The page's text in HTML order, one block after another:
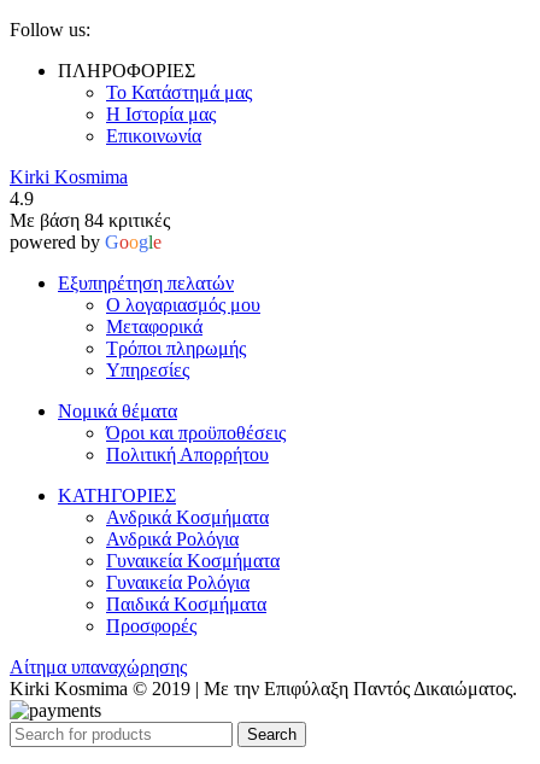
Follow us:
ΠΛΗΡΟΦΟΡΙΕΣ
Το Κατάστημά μας
Η Ιστορία μας
Επικοινωνία
Kirki Kosmima
4.9
Με βάση 84 κριτικές
powered by Google
Εξυπηρέτηση πελατών
Ο λογαριασμός μου
Μεταφορικά
Τρόποι πληρωμής
Υπηρεσίες
Νομικά θέματα
Όροι και προϋποθέσεις
Πολιτική Απορρήτου
ΚΑΤΗΓΟΡΙΕΣ
Ανδρικά Κοσμήματα
Ανδρικά Ρολόγια
Γυναικεία Κοσμήματα
Γυναικεία Ρολόγια
Παιδικά Κοσμήματα
Προσφορές
Αίτημα υπαναχώρησης
Kirki Kosmima © 2019 | Με την Επιφύλαξη Παντός Δικαιώματος.
Search